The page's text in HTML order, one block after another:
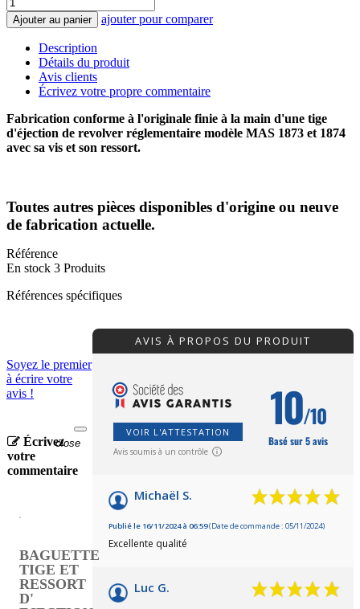
Ajouter au panier ajouter pour comparer
Description
Détails du produit
Avis clients
Écrivez votre propre commentaire
Fabrication conforme à l'originale finie à la main d'une tige
d'éjection de revolver réglementaire modèle MAS 1873 et 1874
avec sa vis et son ressort.
Toutes autres pièces disponibles d'origine ou neuve
de fabrication actuelle.
Référence
En stock 3 Produits
Références spécifiques
AVIS À PROPOS DU PRODUIT
VOIR L'ATTESTATION
Avis soumis à un contrôle
10/10
Basé sur 5 avis
Michaël S.
Publié le 16/11/2024 à 06:59(Date de commande : 05/11/2024)
Excellente qualité
Luc G.
Soyez le premier
à écrire votre
avis !
Écrivez
votre
commentaire
close
BAGUETTE
TIGE ET
RESSORT
D'